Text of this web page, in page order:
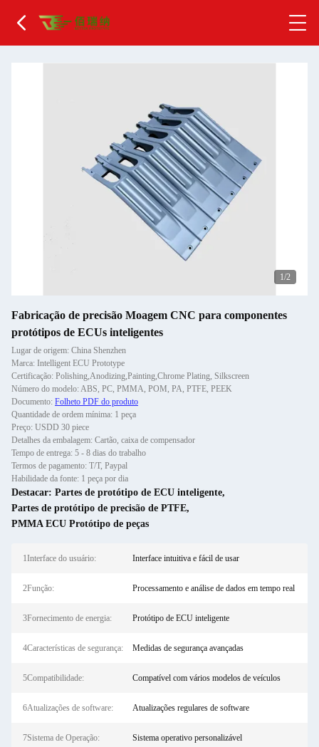
2/2
Fabricação de precisão Moagem CNC para componentes
protótipos de ECUs inteligentes
Lugar de origem: China Shenzhen
Marca: Intelligent ECU Prototype
Certificação: Polishing,Anodizing,Painting,Chrome Plating, Silkscreen
Número do modelo: ABS, PC, PMMA, POM, PA, PTFE, PEEK
Documento: Folheto PDF do produto
Quantidade de ordem mínima: 1 peça
Preço: USDD 30 piece
Detalhes da embalagem: Cartão, caixa de compensador
Tempo de entrega: 5 - 8 dias do trabalho
Termos de pagamento: T/T, Paypal
Habilidade da fonte: 1 peça por dia
Destacar: Partes de protótipo de ECU inteligente,
Partes de protótipo de precisão de PTFE,
PMMA ECU Protótipo de peças
1Interface do usuário: Interface intuitiva e fácil de usar
2Função: Processamento e análise de dados em tempo real
3Fornecimento de energia: Protótipo de ECU inteligente
4Características de segurança: Medidas de segurança avançadas
5Compatibilidade: Compatível com vários modelos de veículos
6Atualizações de software: Atualizações regulares de software
7Sistema de Operação: Sistema operativo personalizável